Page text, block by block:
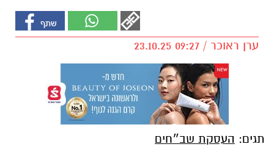
ערן ראוכר / 09:27 23.10.25
תגים: העסקת שב״חים